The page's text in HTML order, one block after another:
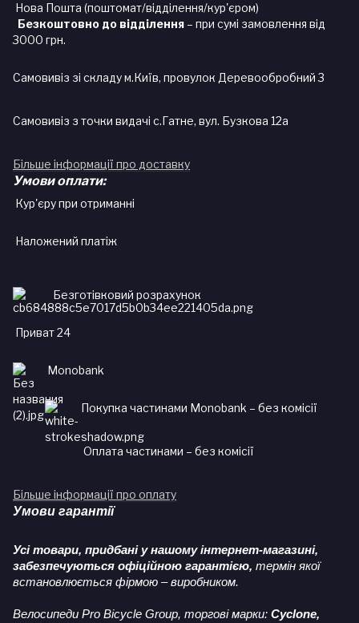
Нова Пошта (поштомат/відділення/кур'єром)
Безкоштовно до відділення – при сумі замовлення від
3000 грн.
Самовивіз зі складу м.Київ, провулок Деревообробний 3
Самовивіз з точки видачі с.Гатне, вул. Бузкова 12а
Більше інформації про доставку
Умови оплати:
Кур'єру при отриманні
Наложений платіж
Безготівковий розрахунок
Приват 24
Monobank
Покупка частинами Monobank – без комісії
Оплата частинами – без комісії
Більше інформації про оплату
Умови гарантії
Усі товари, придбані у нашому інтернет-магазині,
забезпечуються офіційною гарантією, термін якої
встановлюється фірмою – виробником.
Велосипеди Pro Bicycle Group, торгові марки: Cyclone,